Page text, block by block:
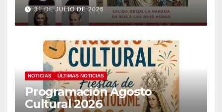
31 DE JULIO DE 2026
NOTICIAS ÚLTIMAS NOTICIAS
Programación Agosto
Cultural 2026